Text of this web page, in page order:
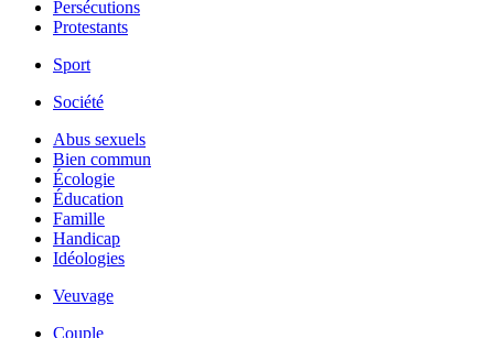
Persécutions
Protestants
Sport
Société
Abus sexuels
Bien commun
Écologie
Éducation
Famille
Handicap
Idéologies
Veuvage
Couple